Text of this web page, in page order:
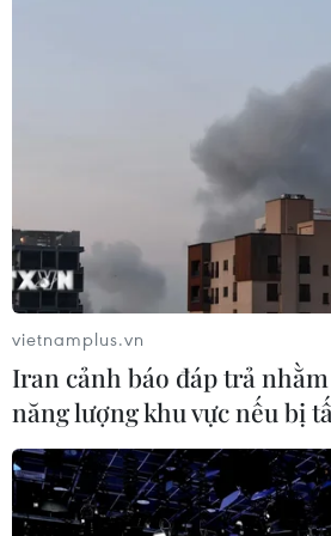
Yếu tố di truyền có thể quyết định
quá trình phát triển ung thư
Phương pháp mới giúp phát hiện
sớm bệnh Alzheimer
30/07/2026 14:27
Virus H5N1 lây lan trong quần
chim bản địa tại Australia
29/07/2026 11:42
vietnamplus.vn
Iran cảnh báo đáp trả
năng lượng khu vực nếu bị